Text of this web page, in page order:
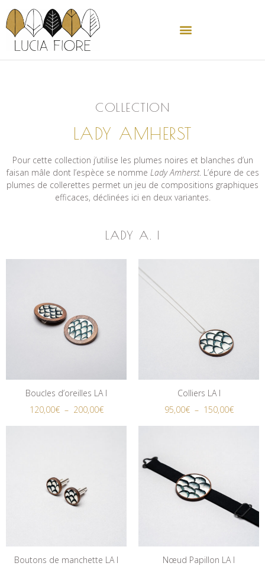
COLLECTION
LADY AMHERST
Pour cette collection j’utilise les plumes noires et blanches d’un
faisan mâle dont l’espèce se nomme Lady Amherst. L’épure de ces
plumes de collerettes permet un jeu de compositions graphiques
efficaces, déclinées ici en deux variantes.
LADY A. I
Boucles d’oreilles LA I
120,00€ – 200,00€
Colliers LA I
95,00€ – 150,00€
Boutons de manchette LA I
Nœud Papillon LA I